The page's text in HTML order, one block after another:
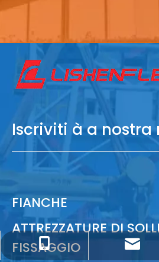
Iscriviti à a nostra
FIANCHE
ATTREZZATURE DI
FISSAGGIO
+86
+86 137 7570